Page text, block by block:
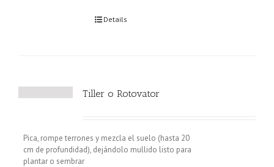
Details
Tiller o Rotovator
Pica, rompe terrones y mezcla el suelo (hasta 20
cm de profundidad), dejándolo mullido listo para
plantar o sembrar